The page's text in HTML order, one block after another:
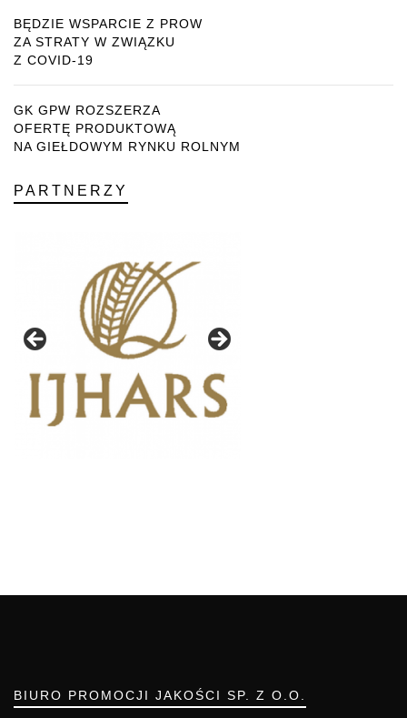
BĘDZIE WSPARCIE Z PROW
ZA STRATY W ZWIĄZKU
Z COVID-19
GK GPW ROZSZERZA
OFERTĘ PRODUKTOWĄ
NA GIEŁDOWYM RYNKU ROLNYM
PARTNERZY
BIURO PROMOCJI JAKOŚCI SP. Z O.O.